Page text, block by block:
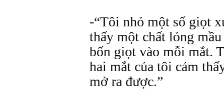
-“Tôi nhỏ một số giọt
thấy một chất lỏng
bốn giọt vào mỗi mắt.
hai mắt của tôi cảm
mở ra được.”